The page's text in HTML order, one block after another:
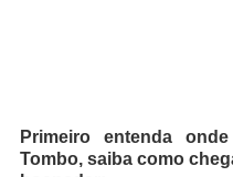
Primeiro entenda
Tombo, saiba como